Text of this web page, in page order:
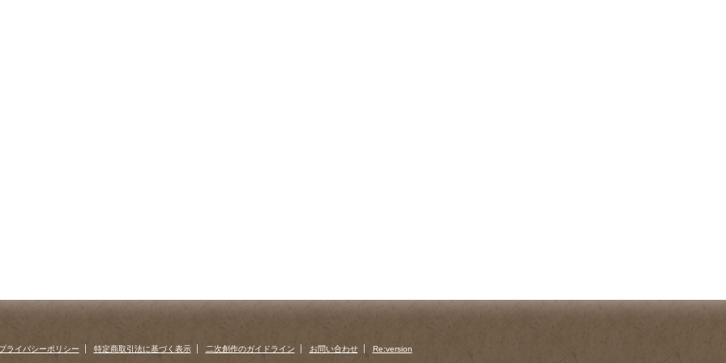
ライバシーポリシー 特定商取引法に基づく表示 二次創作のガイドライン お問い合わせ Re:version